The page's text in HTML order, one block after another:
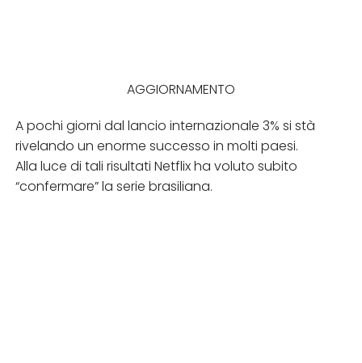
AGGIORNAMENTO
A pochi giorni dal lancio internazionale 3% si stà
rivelando un enorme successo in molti paesi.
Alla luce di tali risultati Netflix ha voluto subito
“confermare” la serie brasiliana.